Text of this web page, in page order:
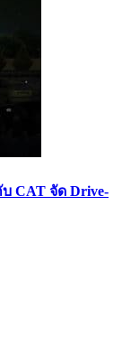
CAT จัด Drive-